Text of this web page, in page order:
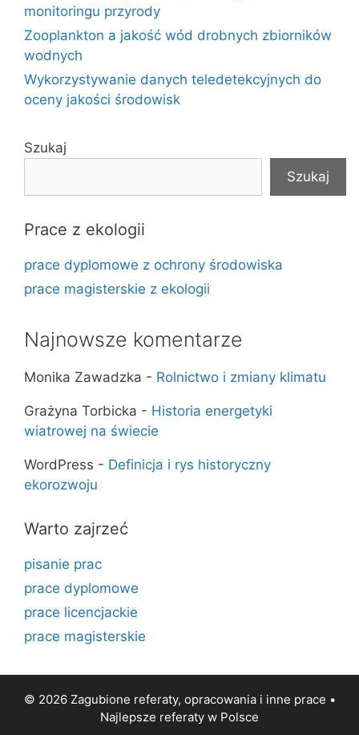
monitoringu przyrody
Zooplankton a jakość wód drobnych zbiorników
wodnych
Wykorzystywanie danych teledetekcyjnych do
oceny jakości środowisk
Szukaj
Szukaj
Prace z ekologii
prace dyplomowe z ochrony środowiska
prace magisterskie z ekologii
Najnowsze komentarze
Monika Zawadzka - Rolnictwo i zmiany klimatu
Grażyna Torbicka - Historia energetyki
wiatrowej na świecie
WordPress - Definicja i rys historyczny
ekorozwoju
Warto zajrzeć
pisanie prac
prace dyplomowe
prace licencjackie
prace magisterskie
© 2026 Zagubione referaty, opracowania i inne prace •
Najlepsze referaty w Polsce